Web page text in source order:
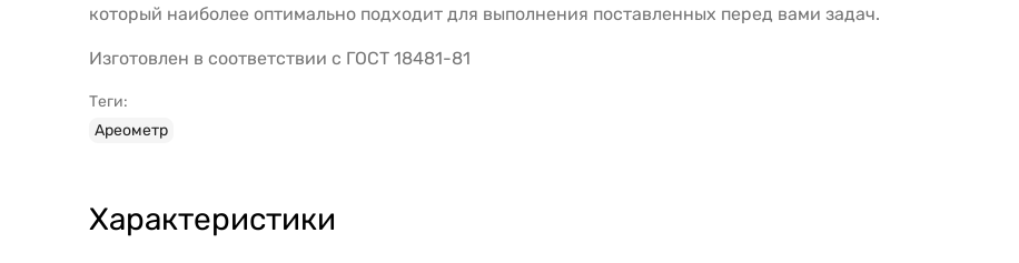
который наиболее оптимально подходит для выполнения поставленных перед вами задач.
Изготовлен в соответствии с ГОСТ 18481-81
Теги:
Ареометр
Характеристики